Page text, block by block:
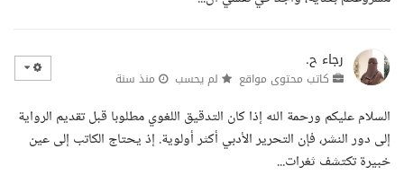
رجاء ح.
كاتب محتوى مواقع لم يحسب منذ سنة
السلام عليكم ورحمة الله إذا كان التدقيق اللغوي مطلوبا قبل تقديم الرواية
إلى دور النشر، فإن التحرير الأدبي أكثر أولوية. إذ يحتاج الكاتب إلى عين
خبيرة تكتشف ثغرات...